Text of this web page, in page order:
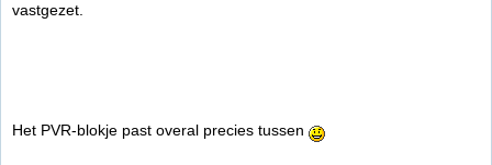
vastgezet.
Het PVR-blokje past overal precies tussen